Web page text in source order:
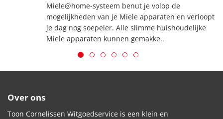
Miele@home-systeem benut je volop de
mogelijkheden van je Miele apparaten en verloopt
je dag nog soepeler. Alle slimme huishoudelijke
Miele apparaten kunnen gemakke..
Over ons
Toon Cornelissen Witgoedservice is een klein en